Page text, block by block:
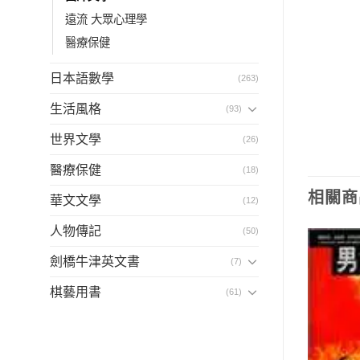
遠流 大眾心理學
醫療保健
日本語數學 (263)
生活風格 (93)
世界文學 (26)
醫療保健 (18)
華文文學 (12)
人物傳記 (50)
劍橋牛津英文書 (7)
棋藝用書 (61)
相關